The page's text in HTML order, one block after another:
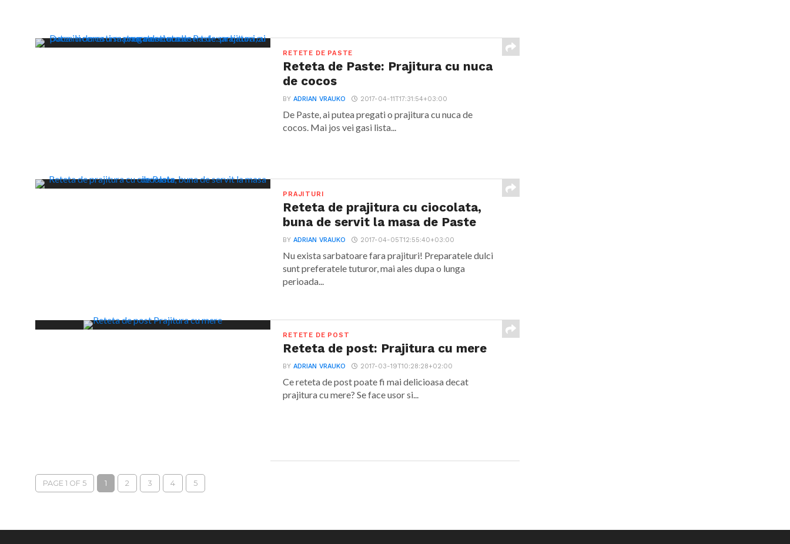
RETETE DE PASTE
Reteta de Paste: Prajitura cu nuca
de cocos
BYADRIAN VRAUKO 2017-04-11T17:31:54+03:00
De Paste, ai putea pregati o prajitura cu nuca de
cocos. Mai jos vei gasi lista...
PRAJITURI
Reteta de prajitura cu ciocolata,
buna de servit la masa de Paste
BYADRIAN VRAUKO 2017-04-05T12:55:40+03:00
Nu exista sarbatoare fara prajituri! Preparatele dulci
sunt preferatele tuturor, mai ales dupa o lunga
perioada...
RETETE DE POST
Reteta de post: Prajitura cu mere
BYADRIAN VRAUKO 2017-03-19T10:28:28+02:00
Ce reteta de post poate fi mai delicioasa decat
prajitura cu mere? Se face usor si...
PAGE 1 OF 5 1 2 3 4 5